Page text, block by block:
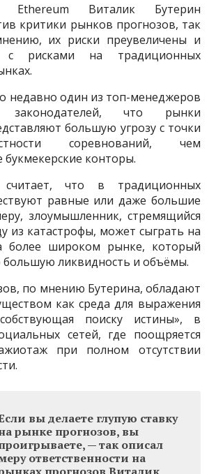
Ethereum Виталик Бутерин
критики рынков прогнозов, так
их риски преувеличены и
с рисками на традиционных
недавно один из топ-менеджеров
законодателей, что рынки
большую угрозу с точки
соревнований, чем
конторы.
что в традиционных
равные или даже большие
злоумышленник, стремящийся
из катастрофы, может сыграть на
более широком рынке, который
большую ликвидность и объёмы.
по мнению Бутерина, обладают
как среда для выражения
поиску истины», в
сетей, где поощряется
при полном отсутствии
вы делаете глупую ставку
рынке прогнозов, вы
— так описал
ответственности на